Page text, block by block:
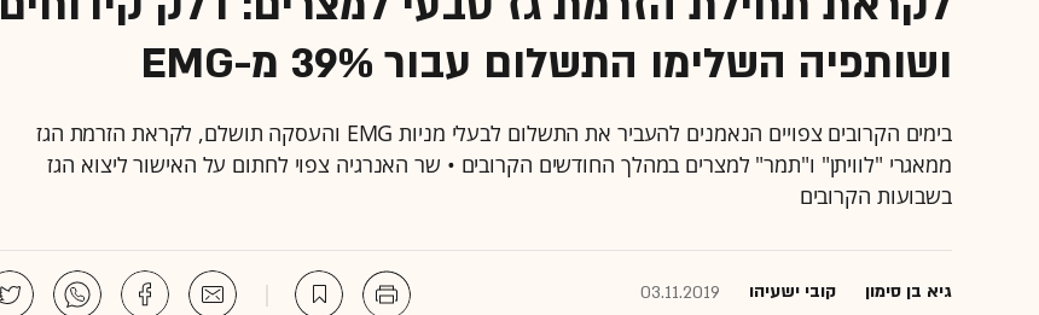
ושותפיה השלימו התשלום עבור 39% מ-EMG
בימים הקרובים צפויים הנאמנים להעביר את התשלום לבעלי מניות EMG והעסקה תושלם, לקראת הזרמת הגז
ממאגרי "לוויתן" ו"תמר" למצרים במהלך החודשים הקרובים • שר האנרגיה צפוי לחתום על האישור ליצוא הגז
בשבועות הקרובים
גיא בן סימון קובי ישעיהו 03.11.2019